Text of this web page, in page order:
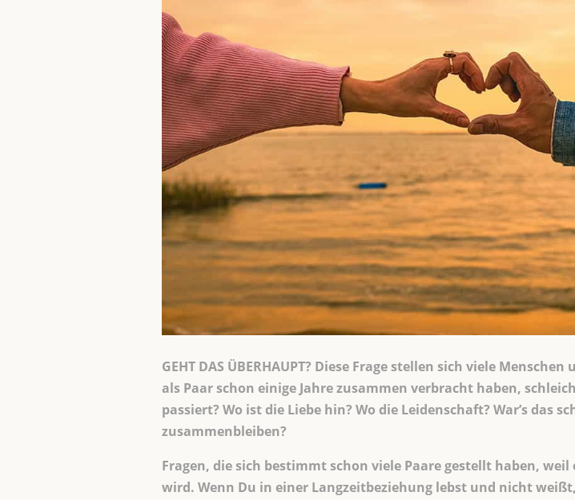
GEHT DAS ÜBERHAUPT? Diese Frage stellen sich viele
als Paar schon einige Jahre zusammen verbracht haben,
passiert? Wo ist die Liebe hin? Wo die Leidenschaft? War’s das
zusammenbleiben?
Fragen, die sich bestimmt schon viele Paare gestellt haben, weil
wird. Wenn Du in einer Langzeitbeziehung lebst und nicht